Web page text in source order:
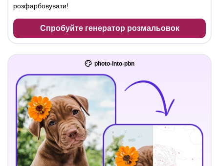
розфарбовувати!
Спробуйте генератор розмальовок
photo-into-pbn